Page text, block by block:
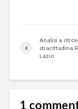
Analisi a
stracittadina
Lazio
1